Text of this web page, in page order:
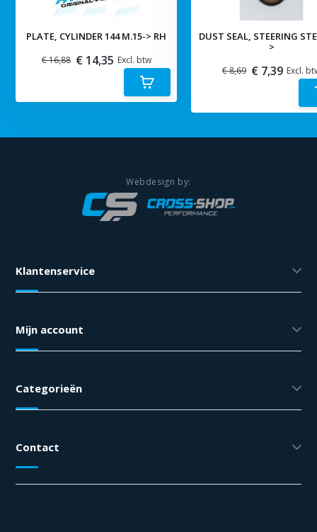
PLATE, CYLINDER 144 M.15-> RH
€ 16,88 € 14,35 Excl. btw
DUST SEAL, STEERING
>
€ 8,69 € 7,39 Excl.
Klantenservice
Mijn account
Categorieën
Contact